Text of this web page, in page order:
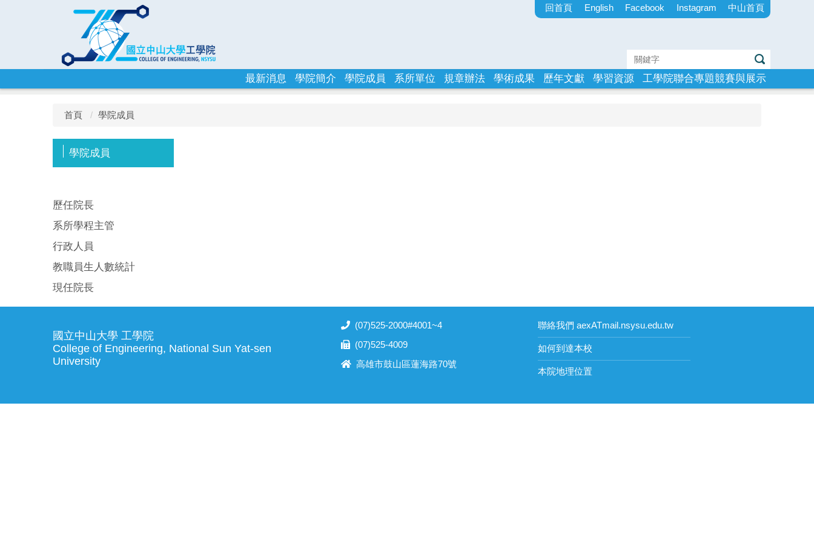
區
回首頁 English Facebook Instagram 中山首頁
工學院聯合專題競賽與展示
學習資源
歷年文獻
學術成果
規章辦法
系所單位
學院成員
學院簡介
最新消息
首頁 學院成員
學院成員
歷任院長
系所學程主管
行政人員
教職員生人數統計
現任院長
國立中山大學 工學院
College of Engineering, National Sun Yat-sen
University
(07)525-2000#4001~4
(07)525-4009
高雄市鼓山區蓮海路70號
聯絡我們 aexATmail.nsysu.edu.tw
如何到達本校
本院地理位置